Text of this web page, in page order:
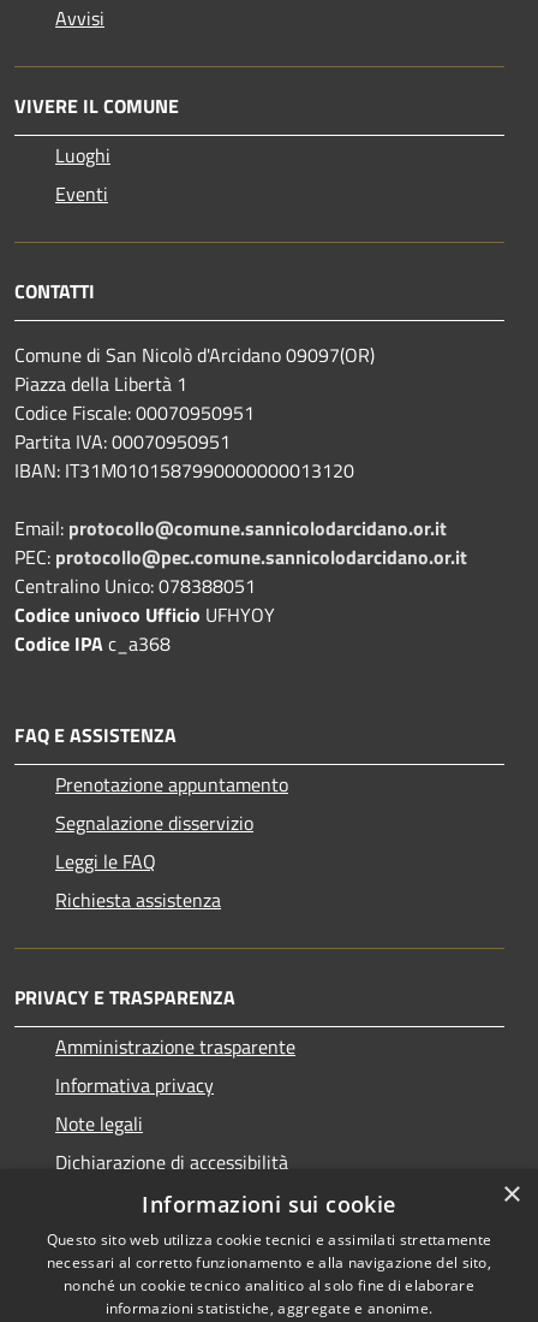
Avvisi
VIVERE IL COMUNE
Luoghi
Eventi
CONTATTI
Comune di San Nicolò d'Arcidano 09097(OR)
Piazza della Libertà 1
Codice Fiscale: 00070950951
Partita IVA: 00070950951
IBAN: IT31M0101587990000000013120
Email: protocollo@comune.sannicolodarcidano.or.it
PEC: protocollo@pec.comune.sannicolodarcidano.or.it
Centralino Unico: 078388051
Codice univoco Ufficio UFHYOY
Codice IPAc_a368
FAQ E ASSISTENZA
Prenotazione appuntamento
Segnalazione disservizio
Leggi le FAQ
Richiesta assistenza
PRIVACY E TRASPARENZA
Amministrazione trasparente
Informativa privacy
Note legali
Dichiarazione di accessibilità
Accessibilità
Copyright © 2026 • Comune di
San Nicolò d'Arcidano •
×
Informazioni sui cookie
Questo sito web utilizza cookie tecnici e assimilati strettamente
necessari al corretto funzionamento e alla navigazione del sito,
nonché un cookie tecnico analitico al solo fine di elaborare
informazioni statistiche, aggregate e anonime.